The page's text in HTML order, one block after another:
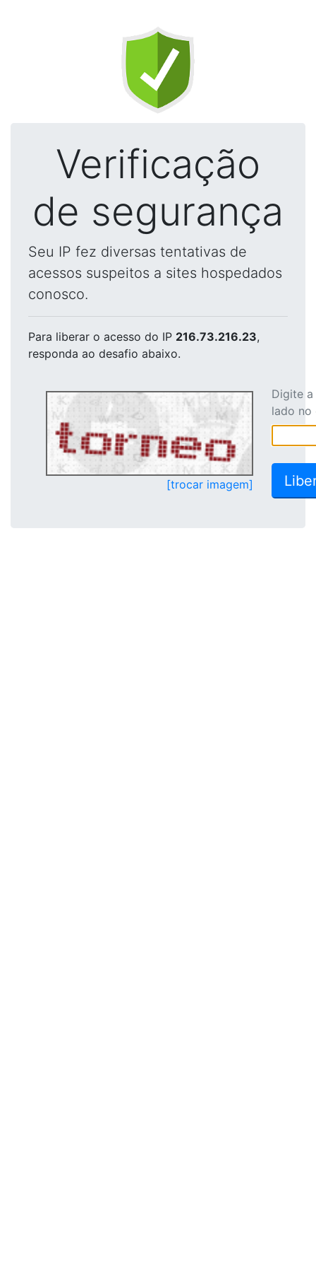
Verificação
de segurança
Seu IP fez diversas tentativas de
acessos suspeitos a sites hospedados
conosco.
Para liberar o acesso do IP 216.73.216.23,
responda ao desafio abaixo.
[trocar imagem]
Digite
lado no